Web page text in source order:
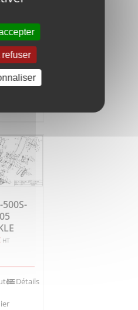
PLATE
€
Détails
500S-
HT
Détails
refuser